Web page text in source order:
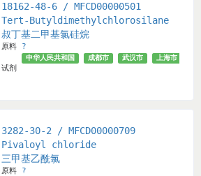
济南市 √
18162-48-6 / MFCD00000501
Tert-Butyldimethylchlorosilane
叔丁基二甲基氯硅烷
原料 ?
试剂
中华人民共和国 成都市 武汉市 上海市
3282-30-2 / MFCD00000709
Pivaloyl chloride
三甲基乙酰氯
原料 ?